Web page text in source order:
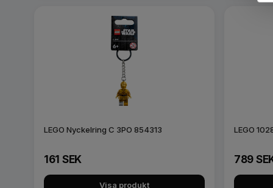
LEGO Nyckelring C 3PO 854313
161 SEK
Visa produkt
LEGO
789